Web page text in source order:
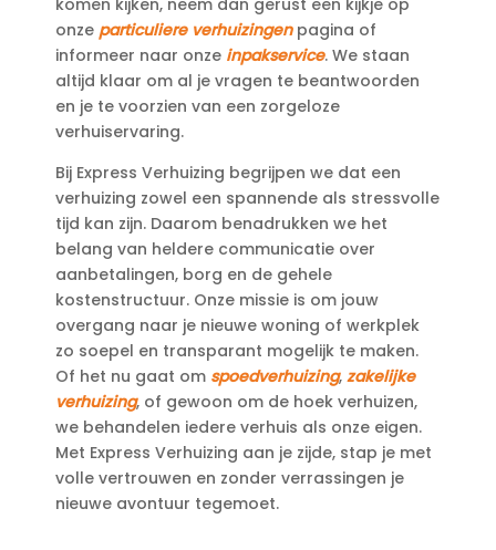
komen kijken, neem dan gerust een kijkje op
onze particuliere verhuizingenpagina of
informeer naar onze inpakservice.​ We staan
altijd klaar om al je vragen te beantwoorden
en je te voorzien van een zorgeloze
verhuiservaring.​
Bij Express Verhuizing begrijpen we dat een
verhuizing zowel een spannende als stressvolle
tijd kan zijn.​ Daarom benadrukken we het
belang van heldere communicatie over
aanbetalingen, borg en de gehele
kostenstructuur.​ Onze missie is om jouw
overgang naar je nieuwe woning of werkplek
zo soepel en transparant mogelijk te maken.​
Of het nu gaat om spoedverhuizing, zakelijke
verhuizing, of gewoon om de hoek verhuizen,
we behandelen iedere verhuis als onze eigen.​
Met Express Verhuizing aan je zijde, stap je met
volle vertrouwen en zonder verrassingen je
nieuwe avontuur tegemoet.​